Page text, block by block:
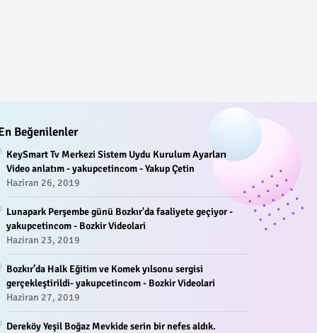
Beğenilenler
KeySmart Tv Merkezi Sistem Uydu Kurulum Ayarları
Video anlatım - yakupcetincom - Yakup Çetin
Haziran 26, 2019
Lunapark Perşembe günü Bozkır'da faaliyete geçiyor -
yakupcetincom - Bozkir Videolari
Haziran 23, 2019
Bozkır’da Halk Eğitim ve Komek yılsonu sergisi
gerçekleştirildi- yakupcetincom - Bozkir Videolari
Haziran 27, 2019
Dereköy Yeşil Boğaz Mevkide serin bir nefes aldık.